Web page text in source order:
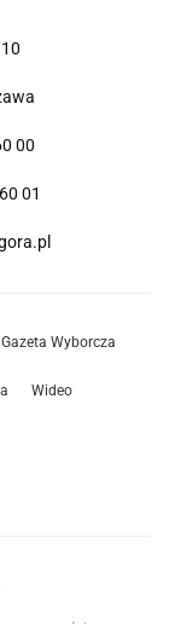
00
01
Gazeta Wyborcza
Wideo